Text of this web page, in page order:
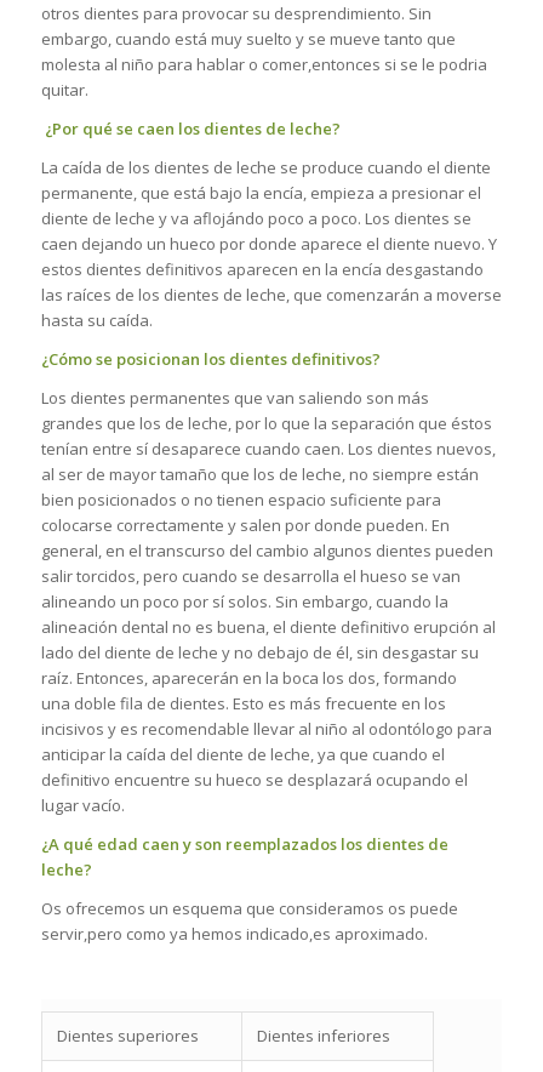
otros dientes para provocar su desprendimiento. Sin
embargo, cuando está muy suelto y se mueve tanto que
molesta al niño para hablar o comer,entonces si se le podria
quitar.
¿Por qué se caen los dientes de leche?
La caída de los dientes de leche se produce cuando el diente
permanente, que está bajo la encía, empieza a presionar el
diente de leche y va aflojándo poco a poco. Los dientes se
caen dejando un hueco por donde aparece el diente nuevo. Y
estos dientes definitivos aparecen en la encía desgastando
las raíces de los dientes de leche, que comenzarán a moverse
hasta su caída.
¿Cómo se posicionan los dientes definitivos?
Los dientes permanentes que van saliendo son más
grandes que los de leche, por lo que la separación que éstos
tenían entre sí desaparece cuando caen. Los dientes nuevos,
al ser de mayor tamaño que los de leche, no siempre están
bien posicionados o no tienen espacio suficiente para
colocarse correctamente y salen por donde pueden. En
general, en el transcurso del cambio algunos dientes pueden
salir torcidos, pero cuando se desarrolla el hueso se van
alineando un poco por sí solos. Sin embargo, cuando la
alineación dental no es buena, el diente definitivo erupción al
lado del diente de leche y no debajo de él, sin desgastar su
raíz. Entonces, aparecerán en la boca los dos, formando
una doble fila de dientes. Esto es más frecuente en los
incisivos y es recomendable llevar al niño al odontólogo para
anticipar la caída del diente de leche, ya que cuando el
definitivo encuentre su hueco se desplazará ocupando el
lugar vacío.
¿A qué edad caen y son reemplazados los dientes de
leche?
Os ofrecemos un esquema que consideramos os puede
servir,pero como ya hemos indicado,es aproximado.
Dientes superiores Dientes inferiores